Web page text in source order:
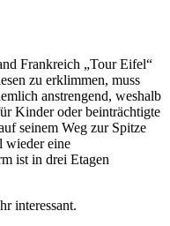
Frankreich „Tour Eifel“
zu erklimmen, muss
anstrengend, weshalb
Kinder oder beinträchtigte
seinem Weg zur Spitze
wieder eine
ist in drei Etagen
interessant.